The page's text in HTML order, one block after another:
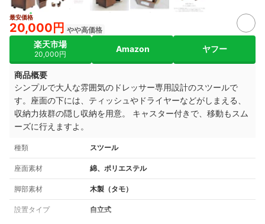
最安価格
20,000円 やや高価格
楽天市場
20,000円
Amazon ヤフー
商品概要
シンプルで大人な雰囲気のドレッサー専用設計のスツールで
す。座面の下には、ティッシュやドライヤーなどがしまえる、
収納力抜群の隠し収納を用意。 キャスター付きで、移動もスム
ーズに行えますよ。
種類 スツール
座面素材 綿、ポリエステル
脚部素材 木製（タモ）
設置タイプ 自立式